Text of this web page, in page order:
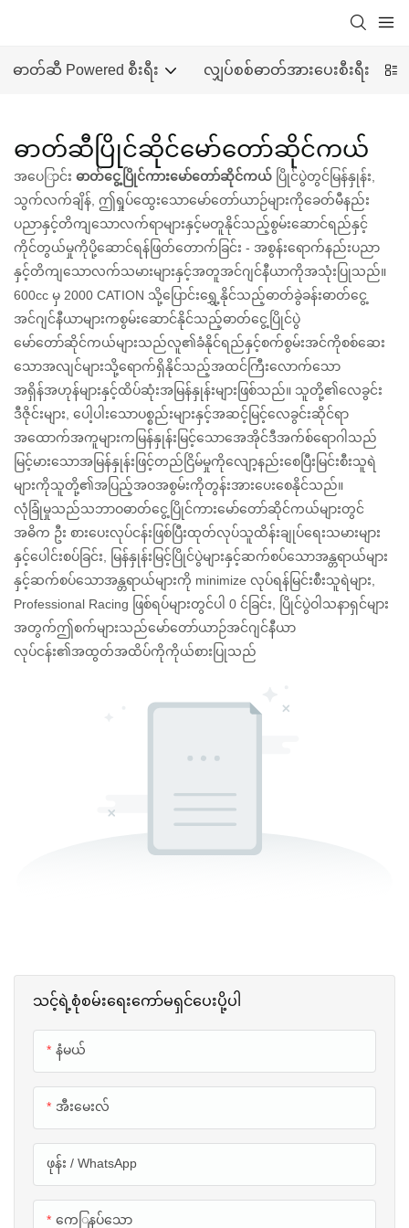
ဓာတ်ဆီ Powered စီးရီး လျှပ်စစ်ဓာတ်အားပေးစီးရီး
ဓာတ်ဆီပြိုင်ဆိုင်မော်တော်ဆိုင်ကယ်
အပေြာင်း ဓာတ်ငွေ့ပြိုင်ကားမော်တော်ဆိုင်ကယ် ပြိုင်ပွဲတွင်မြန်နှုန်း,
သွက်လက်ချိန်, ဤရှုပ်ထွေးသောမော်တော်ယာဉ်များကိုခေတ်မီနည်း
ပညာနှင့်တိကျသောလက်ရာများနှင့်မတူနိုင်သည့်စွမ်းဆောင်ရည်နှင့်
ကိုင်တွယ်မှုကိုပို့ဆောင်ရန်ဖြတ်တောက်ခြင်း - အစွန်းရောက်နည်းပညာ
နှင့်တိကျသောလက်သမားများနှင့်အတူအင်ဂျင်နီယာကိုအသုံးပြုသည်။
600cc မှ 2000 CATION သို့ပြောင်းရွှေ့နိုင်သည့်ဓာတ်ခွဲခန်းဓာတ်ငွေ့
အင်ဂျင်နီယာများကစွမ်းဆောင်နိုင်သည့်ဓာတ်ငွေ့ပြိုင်ပွဲ
မော်တော်ဆိုင်ကယ်များသည်လူ၏ခံနိုင်ရည်နှင့်စက်စွမ်းအင်ကိုစစ်ဆေး
သောအလျင်များသို့ရောက်ရှိနိုင်သည့်အထင်ကြီးလောက်သော
အရှိန်အဟုန်များနှင့်ထိပ်ဆုံးအမြန်နှုန်းများဖြစ်သည်။ သူတို့၏လေခွင်း
ဒီဇိုင်းများ, ပေါ့ပါးသောပစ္စည်းများနှင့်အဆင့်မြင့်လေခွင်းဆိုင်ရာ
အထောက်အကူများကမြန်နှုန်းမြင့်သောအေအိုင်ဒီအက်စ်ရောဂါသည်
မြင့်မားသောအမြန်နှုန်းဖြင့်တည်ငြိမ်မှုကိုလျော့နည်းစေပြီးမြင်းစီးသူရဲ
များကိုသူတို့၏အပြည့်အဝအစွမ်းကိုတွန်းအားပေးစေနိုင်သည်။
လုံခြုံမှုသည်သဘာဝဓာတ်ငွေ့ပြိုင်ကားမော်တော်ဆိုင်ကယ်များတွင်
အဓိက ဦး စားပေးလုပ်ငန်းဖြစ်ပြီးထုတ်လုပ်သူထိန်းချုပ်ရေးသမားများ
နှင့်ပေါင်းစပ်ခြင်း, မြန်နှုန်းမြင့်ပြိုင်ပွဲများနှင့်ဆက်စပ်သောအန္တရာယ်များ
နှင့်ဆက်စပ်သောအန္တရာယ်များကို minimize လုပ်ရန်မြင်းစီးသူရဲများ,
Professional Racing ဖြစ်ရပ်များတွင်ပါ 0 င်ခြင်း, ပြိုင်ပွဲဝါသနာရှင်များ
အတွက်ဤစက်များသည်မော်တော်ယာဉ်အင်ဂျင်နီယာ
လုပ်ငန်း၏အထွတ်အထိပ်ကိုကိုယ်စားပြုသည်
သင့်ရဲ့စုံစမ်းရေးကော်မရှင်ပေးပို့ပါ
နံမယ်
အီးမေးလ်
ဖုန်း / WhatsApp
ကေြနပ်သော